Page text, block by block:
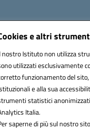
e altri
nostro Istituto non utilizza
utilizzati esclusivamente
funzionamento del
e alla sua
statistici
Italia.
saperne di più sul nostro